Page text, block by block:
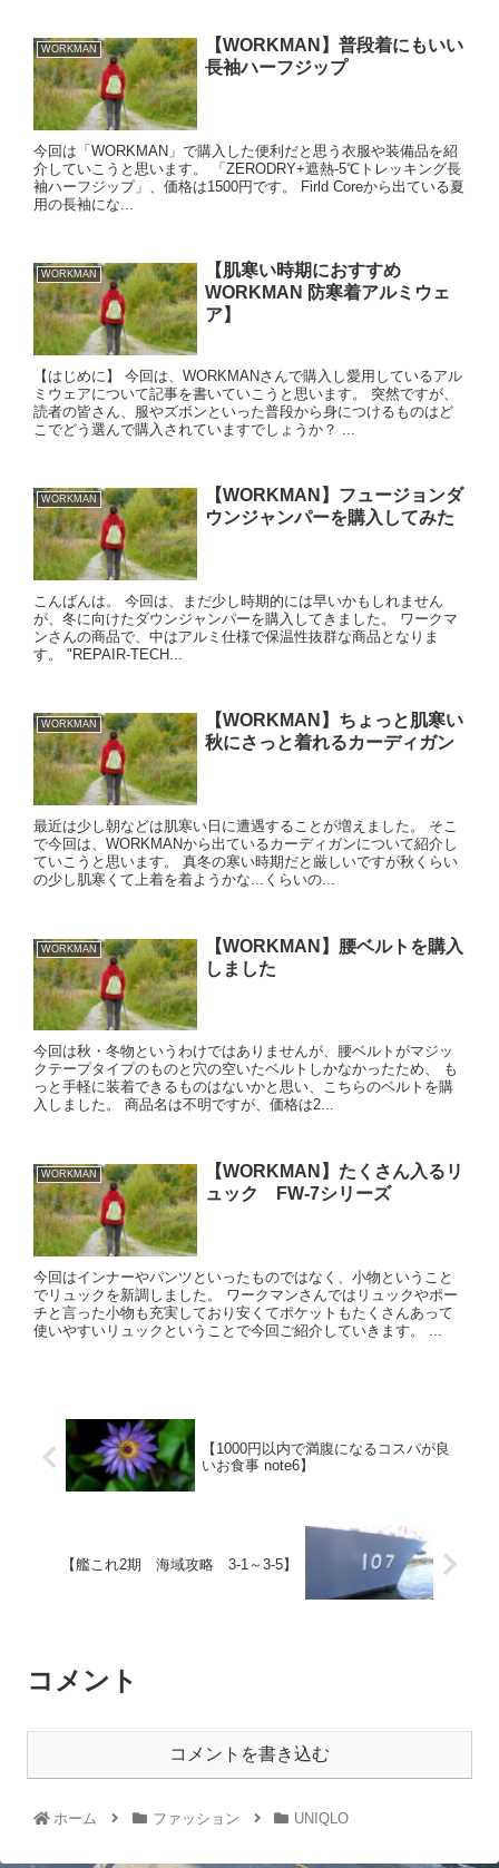
WORKMAN
【WORKMAN】普段着にもいい
長袖ハーフジップ
今回は「WORKMAN」で購入した便利だと思う衣服や装備品を紹
介していこうと思います。 「ZERODRY+遮熱-5℃トレッキング長
袖ハーフジップ」、価格は1500円です。 Firld Coreから出ている夏
用の長袖にな...
WORKMAN
【肌寒い時期におすすめ
WORKMAN 防寒着アルミウェ
ア】
【はじめに】 今回は、WORKMANさんで購入し愛用しているアル
ミウェアについて記事を書いていこうと思います。 突然ですが、
読者の皆さん、服やズボンといった普段から身につけるものはど
こでどう選んで購入されていますでしょうか？ ...
WORKMAN
【WORKMAN】フュージョンダ
ウンジャンパーを購入してみた
こんばんは。 今回は、まだ少し時期的には早いかもしれません
が、冬に向けたダウンジャンパーを購入してきました。 ワークマ
ンさんの商品で、中はアルミ仕様で保温性抜群な商品となりま
す。 "REPAIR-TECH...
WORKMAN
【WORKMAN】ちょっと肌寒い
秋にさっと着れるカーディガン
最近は少し朝などは肌寒い日に遭遇することが増えました。 そこ
で今回は、WORKMANから出ているカーディガンについて紹介し
ていこうと思います。 真冬の寒い時期だと厳しいですが秋くらい
の少し肌寒くて上着を着ようかな...くらいの...
WORKMAN
【WORKMAN】腰ベルトを購入
しました
今回は秋・冬物というわけではありませんが、腰ベルトがマジッ
クテープタイプのものと穴の空いたベルトしかなかったため、 も
っと手軽に装着できるものはないかと思い、こちらのベルトを購
入しました。 商品名は不明ですが、価格は2...
WORKMAN
【WORKMAN】たくさん入るリ
ュック FW-7シリーズ
今回はインナーやパンツといったものではなく、小物ということ
でリュックを新調しました。 ワークマンさんではリュックやポー
チと言った小物も充実しており安くてポケットもたくさんあって
使いやすいリュックということで今回ご紹介していきます。 ...
【1000円以内で満腹になるコスパが良
いお食事 note6】
【艦これ2期 海域攻略 3-1～3-5】
コメント
コメントを書き込む
ホーム ファッション UNIQLO